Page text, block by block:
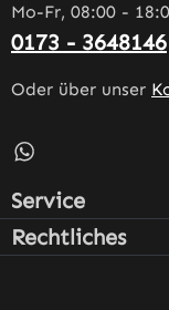
Mo-Fr, 08:00 -
0173 - 3648146
Oder über unser
Schreib uns auf
Service
Rechtliches